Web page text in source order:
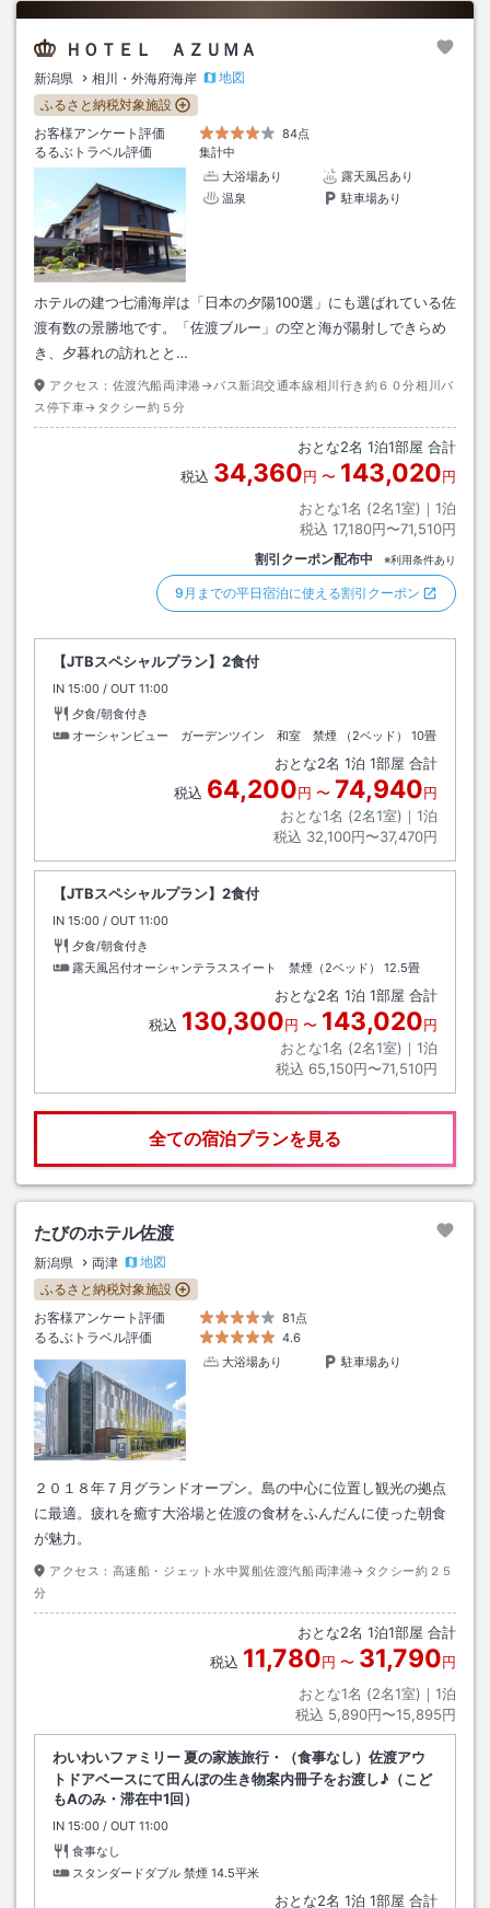
ＨＯＴＥＬ ＡＺＵＭＡ
新潟県 相川・外海府海岸
地図
ふるさと納税対象施設
お客様アンケート評価
84点
るるぶトラベル評価
集計中
大浴場あり
露天風呂あり
温泉
駐車場あり
ホテルの建つ七浦海岸は「日本の夕陽100選」にも選ばれている佐
渡有数の景勝地です。「佐渡ブルー」の空と海が陽射しできらめ
き、夕暮れの訪れとと…
アクセス： 佐渡汽船両津港→バス新潟交通本線相川行き約６０分相川バ
ス停下車→タクシー約５分
おとな2名 1泊1部屋 合計
税込 34,360円 〜 143,020円
おとな1名 (2名1室)｜ 1泊
税込 17,180円〜71,510円
割引クーポン配布中 ※利用条件あり
9月までの平日宿泊に使える割引クーポン
【JTBスペシャルプラン】2食付
IN チェックイン
15:00 / OUT チェックアウト
11:00
夕食/朝食付き
オーシャンビュー ガーデンツイン 和室 禁煙 （2ベッド）
10畳
おとな2名 1泊 1部屋 合計
税込 64,200円 〜 74,940円
おとな1名 (2名1室)｜ 1泊
税込 32,100円〜37,470円
【JTBスペシャルプラン】2食付
IN チェックイン
15:00 / OUT チェックアウト
11:00
夕食/朝食付き
露天風呂付オーシャンテラススイート 禁煙（2ベッド）
12.5畳
おとな2名 1泊 1部屋 合計
税込 130,300円 〜 143,020円
おとな1名 (2名1室)｜ 1泊
税込 65,150円〜71,510円
全ての宿泊プランを見る
たびのホテル佐渡
新潟県 両津
地図
ふるさと納税対象施設
お客様アンケート評価
81点
るるぶトラベル評価
4.6
大浴場あり
駐車場あり
２０１８年７月グランドオープン。島の中心に位置し観光の拠点
に最適。疲れを癒す大浴場と佐渡の食材をふんだんに使った朝食
が魅力。
アクセス： 高速船・ジェット水中翼船佐渡汽船両津港→タクシー約２５
分
おとな2名 1泊1部屋 合計
税込 11,780円 〜 31,790円
おとな1名 (2名1室)｜ 1泊
税込 5,890円〜15,895円
わいわいファミリー 夏の家族旅行・（食事なし）佐渡アウ
トドアベースにて田んぼの生き物案内冊子をお渡し♪（こど
もAのみ・滞在中1回）
IN チェックイン
15:00 / OUT チェックアウト
11:00
食事なし
スタンダードダブル 禁煙 14.5平米
おとな2名 1泊 1部屋 合計